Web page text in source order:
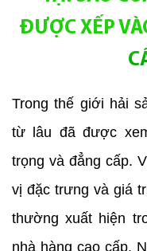
ĐƯỢC XẾP
Trong thế giới hải
từ lâu đã được
trọng và đẳng cấp.
vị đặc trưng và giá
thường xuất hiện
nhà hàng cao cấp.